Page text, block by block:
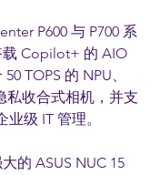
P600 与 P700 系
Copilot+ 的 AIO
TOPS 的 NPU、
私收合式相机，并支
级 IT 管理。
的 ASUS NUC 15